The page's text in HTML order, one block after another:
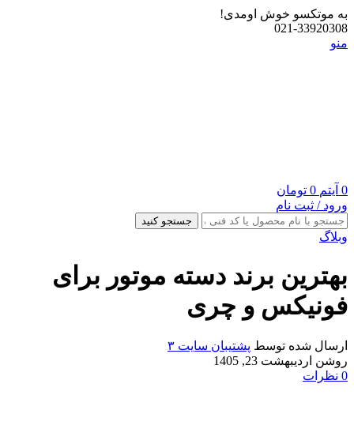
به موتکسو خوش اومدی!
021-33920308
منو
0 آیتم 0 تومان
ورود / ثبت نام
جستجو کنید
وبلاگ
بهترین برند دسته موتور برای
فونیکس و چری
ارسال شده توسط پشتیبان سایت ۳
روشن اردیبهشت 23, 1405
0 نظرات